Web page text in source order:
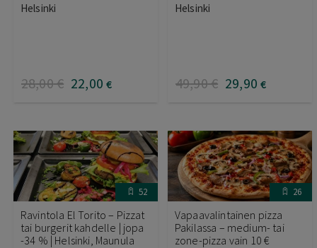
Helsinki
28,00€ 22,00 €
Helsinki
49,90€ 29,90 €
52
Ravintola El Torito – Pizzat
tai burgerit kahdelle | jopa
-34 % | Helsinki, Maunula
26
Vapaavalintainen pizza
Pakilassa – medium- tai
zone-pizza vain 10 €